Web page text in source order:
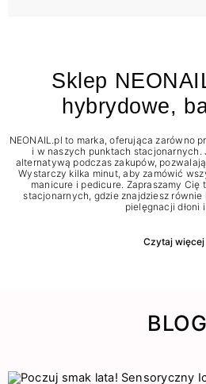
Sklep
hybrydowe,
NEONAIL.pl to marka, oferująca zarówno
i w naszych punktach stacjonarnych.
alternatywą podczas zakupów,
Wystarczy kilka minut, aby zamówić
manicure i pedicure. Zapraszamy Cię
stacjonarnych, gdzie znajdziesz
pielęgnacji dłoni i
Czytaj więcej
BLOG